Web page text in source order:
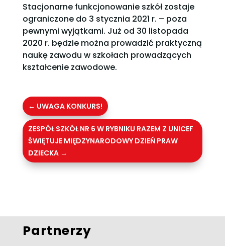
Stacjonarne funkcjonowanie szkół zostaje
ograniczone do 3 stycznia 2021 r. – poza
pewnymi wyjątkami. Już od 30 listopada
2020 r. będzie można prowadzić praktyczną
naukę zawodu w szkołach prowadzących
kształcenie zawodowe.
← UWAGA KONKURS!
ZESPÓŁ SZKÓŁ NR 6 W RYBNIKU RAZEM Z UNICEF
ŚWIĘTUJE MIĘDZYNARODOWY DZIEŃ PRAW
DZIECKA→
Partnerzy